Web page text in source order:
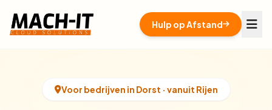
Hulp op Afstand
Voor bedrijven in Dorst · vanuit Rijen